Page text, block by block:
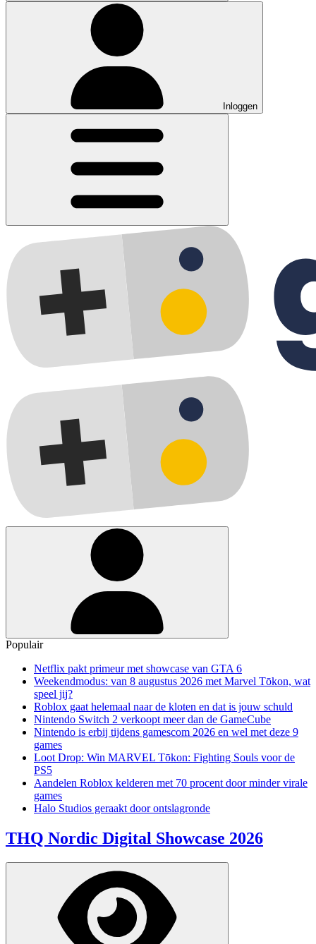
Inloggen
Populair
Netflix pakt primeur met showcase van GTA 6
Weekendmodus: van 8 augustus 2026 met Marvel Tōkon, wat
speel jij?
Roblox gaat helemaal naar de kloten en dat is jouw schuld
Nintendo Switch 2 verkoopt meer dan de GameCube
Nintendo is erbij tijdens gamescom 2026 en wel met deze 9
games
Loot Drop: Win MARVEL Tōkon: Fighting Souls voor de
PS5
Aandelen Roblox kelderen met 70 procent door minder virale
games
Halo Studios geraakt door ontslagronde
THQ Nordic Digital Showcase 2026